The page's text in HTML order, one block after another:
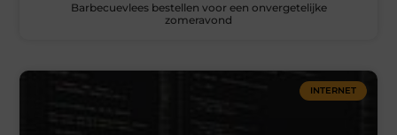
Barbecuevlees bestellen voor een onvergetelijke
zomeravond
INTERNET